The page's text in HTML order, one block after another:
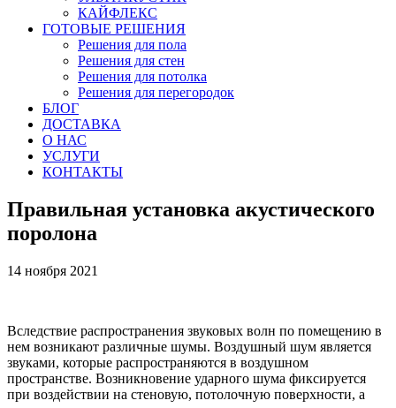
КАЙФЛЕКС
ГОТОВЫЕ РЕШЕНИЯ
Решения для пола
Решения для стен
Решения для потолка
Решения для перегородок
БЛОГ
ДОСТАВКА
О НАС
УСЛУГИ
КОНТАКТЫ
Правильная установка акустического
поролона
14 ноября 2021
Вследствие распространения звуковых волн по помещению в
нем возникают различные шумы. Воздушный шум является
звуками, которые распространяются в воздушном
пространстве. Возникновение ударного шума фиксируется
при воздействии на стеновую, потолочную поверхности, а